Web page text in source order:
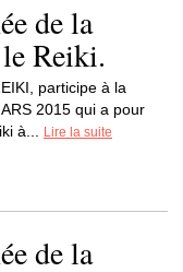
de la
Reiki.
participe à la
2015 qui a pour
à...
Lire la suite
de la